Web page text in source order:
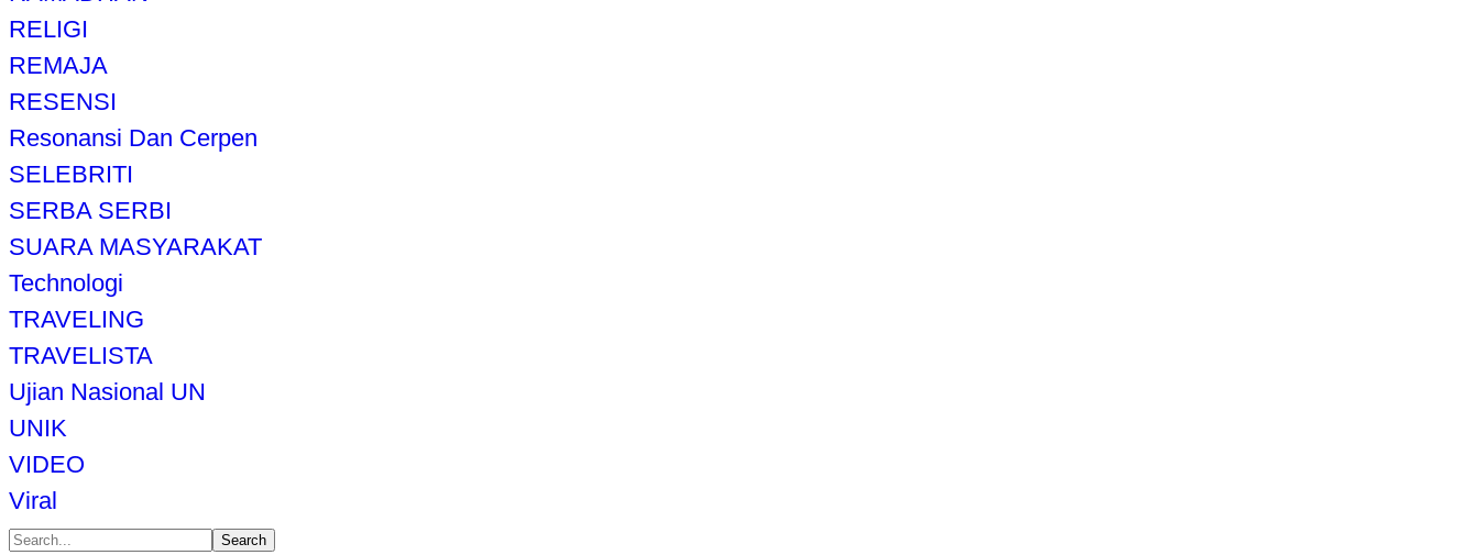
RELIGI
REMAJA
RESENSI
Resonansi Dan Cerpen
SELEBRITI
SERBA SERBI
SUARA MASYARAKAT
Technologi
TRAVELING
TRAVELISTA
Ujian Nasional UN
UNIK
VIDEO
Viral
Search